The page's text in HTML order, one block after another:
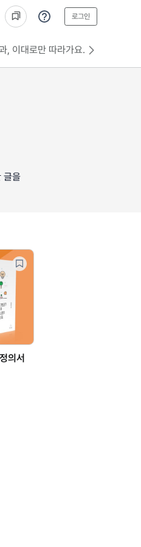
로그인
, 이대로만 따라가요.
글을
의서